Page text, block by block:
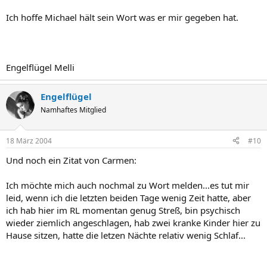
Ich hoffe Michael hält sein Wort was er mir gegeben hat.
Engelflügel Melli
Engelflügel
Namhaftes Mitglied
18 März 2004 #10
Und noch ein Zitat von Carmen:
Ich möchte mich auch nochmal zu Wort melden...es tut mir
leid, wenn ich die letzten beiden Tage wenig Zeit hatte, aber
ich hab hier im RL momentan genug Streß, bin psychisch
wieder ziemlich angeschlagen, hab zwei kranke Kinder hier zu
Hause sitzen, hatte die letzen Nächte relativ wenig Schlaf...